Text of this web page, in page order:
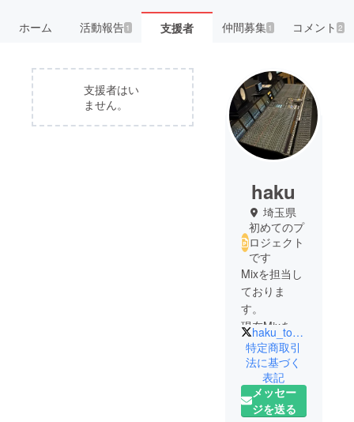
ホーム 活動報告1 支援者 仲間募集 1 コメント 2
支援者はい
ません。
haku
埼玉県
初めてのプ
ロジェクト
です
Mixを担当し
ておりま
す。
現在Mixを自
宅で本格的
に行う為、
機材などを
集めており
ます。
haku_toughlife
特定商取引
法に基づく
表記
メッセー
ジを送る